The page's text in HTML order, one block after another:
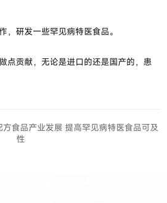
研发一些罕见病特医食品。
贡献，无论是进口的还是国产的，患
食品产业发展 提高罕见病特医食品可及
性